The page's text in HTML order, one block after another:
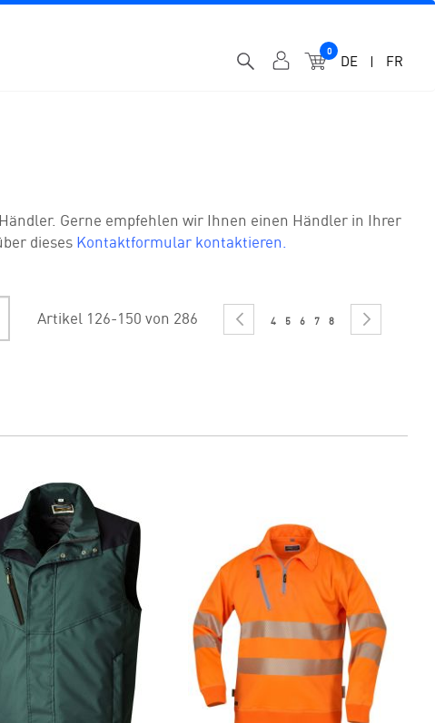
MEIN
0
DE FR
Gerne empfehlen wir Ihnen einen Händler in Ihrer
dieses Kontaktformular kontaktieren.
Artikel 126-150 von 286 ZURÜCK
4 5 6 7 8